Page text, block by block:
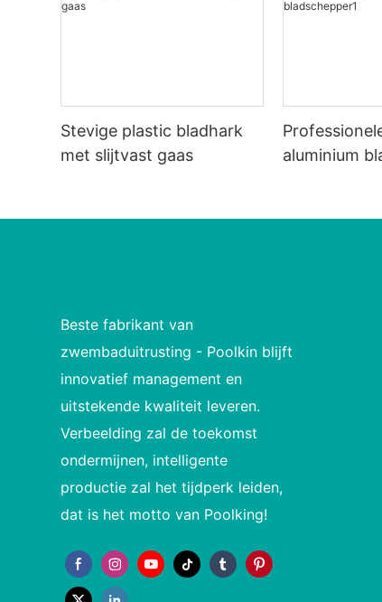
Stevige plastic bladhark
met slijtvast gaas
aluminium
Beste fabrikant van
zwembaduitrusting - Poolkin blijft
innovatief management en
uitstekende kwaliteit leveren.
Verbeelding zal de toekomst
ondermijnen, intelligente
productie zal het tijdperk leiden,
dat is het motto van Poolking!